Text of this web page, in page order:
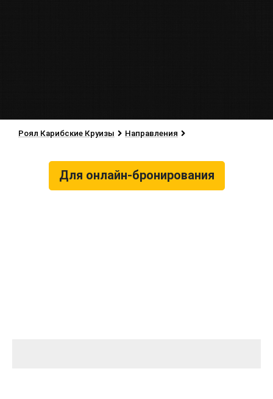
Роял Карибские Круизы Направления
Для онлайн-бронирования